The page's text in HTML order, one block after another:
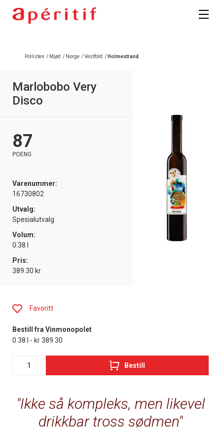
Pollisten / Mjød / Norge /Vestfold / Holmestrand
Marlobobo Very
Disco
87
POENG
Varenummer:
16730802
Utvalg:
Spesialutvalg
Volum:
0.38 l
Pris:
389.30 kr
Ikke så kompleks, men likevel
drikkbar tross sødmen
Favoritt
Bestill fra Vinmonopolet
0.38 l - kr 389.30
Bestill